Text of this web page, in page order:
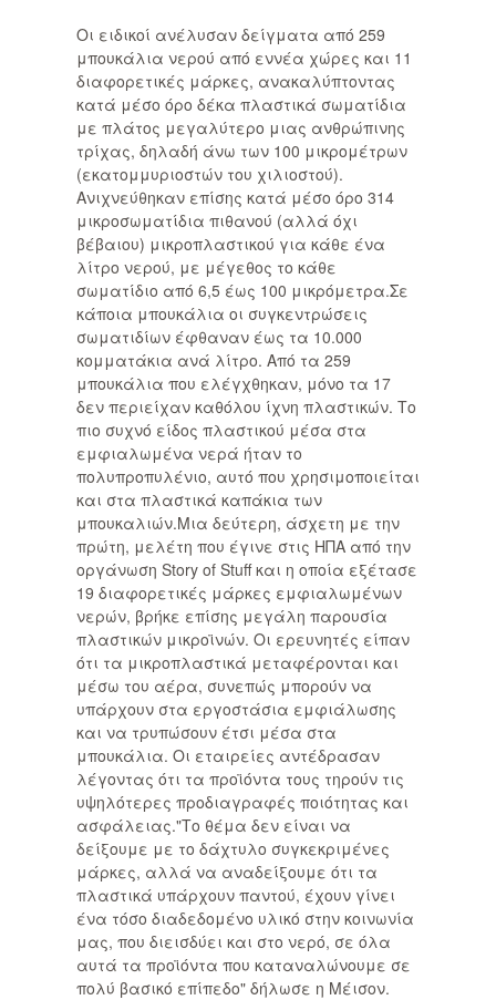
Οι ειδικοί ανέλυσαν δείγματα από 259
μπουκάλια νερού από εννέα χώρες και 11
διαφορετικές μάρκες, ανακαλύπτοντας
κατά μέσο όρο δέκα πλαστικά σωματίδια
με πλάτος μεγαλύτερο μιας ανθρώπινης
τρίχας, δηλαδή άνω των 100 μικρομέτρων
(εκατομμυριοστών του χιλιοστού).
Ανιχνεύθηκαν επίσης κατά μέσο όρο 314
μικροσωματίδια πιθανού (αλλά όχι
βέβαιου) μικροπλαστικού για κάθε ένα
λίτρο νερού, με μέγεθος το κάθε
σωματίδιο από 6,5 έως 100 μικρόμετρα.Σε
κάποια μπουκάλια οι συγκεντρώσεις
σωματιδίων έφθαναν έως τα 10.000
κομματάκια ανά λίτρο. Από τα 259
μπουκάλια που ελέγχθηκαν, μόνο τα 17
δεν περιείχαν καθόλου ίχνη πλαστικών. Το
πιο συχνό είδος πλαστικού μέσα στα
εμφιαλωμένα νερά ήταν το
πολυπροπυλένιο, αυτό που χρησιμοποιείται
και στα πλαστικά καπάκια των
μπουκαλιών.Μια δεύτερη, άσχετη με την
πρώτη, μελέτη που έγινε στις ΗΠΑ από την
οργάνωση Story of Stuff και η οποία εξέτασε
19 διαφορετικές μάρκες εμφιαλωμένων
νερών, βρήκε επίσης μεγάλη παρουσία
πλαστικών μικροϊνών. Οι ερευνητές είπαν
ότι τα μικροπλαστικά μεταφέρονται και
μέσω του αέρα, συνεπώς μπορούν να
υπάρχουν στα εργοστάσια εμφιάλωσης
και να τρυπώσουν έτσι μέσα στα
μπουκάλια. Οι εταιρείες αντέδρασαν
λέγοντας ότι τα προϊόντα τους τηρούν τις
υψηλότερες προδιαγραφές ποιότητας και
ασφάλειας."Το θέμα δεν είναι να
δείξουμε με το δάχτυλο συγκεκριμένες
μάρκες, αλλά να αναδείξουμε ότι τα
πλαστικά υπάρχουν παντού, έχουν γίνει
ένα τόσο διαδεδομένο υλικό στην κοινωνία
μας, που διεισδύει και στο νερό, σε όλα
αυτά τα προϊόντα που καταναλώνουμε σε
πολύ βασικό επίπεδο" δήλωσε η Μέισον.